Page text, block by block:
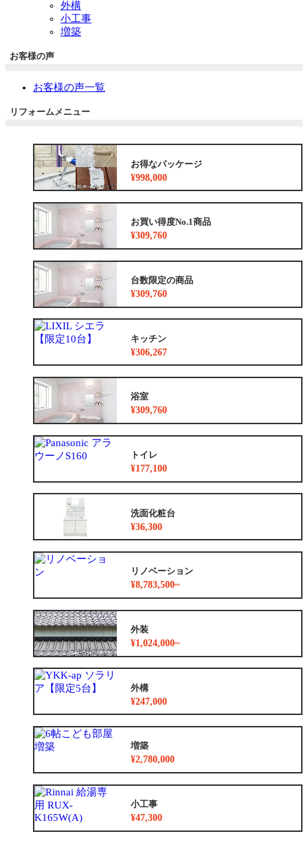
外構
小工事
増築
お客様の声
お客様の声一覧
リフォームメニュー
お得なパッケージ
¥998,000
お買い得度No.1商品
¥309,760
台数限定の商品
¥309,760
キッチン
¥306,267
浴室
¥309,760
トイレ
¥177,100
洗面化粧台
¥36,300
リノベーション
¥8,783,500~
外装
¥1,024,000~
外構
¥247,000
増築
¥2,780,000
小工事
¥47,300